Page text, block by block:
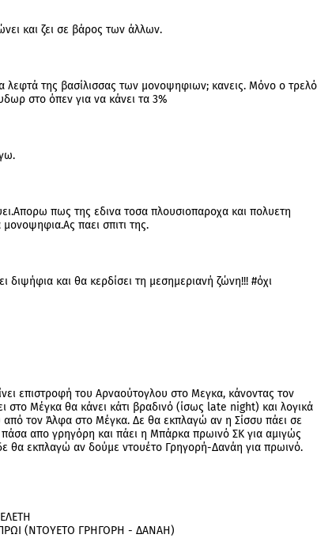
και ζει σε βάρος των άλλων.
λεφτά της βασίλισσας των μονοψηφιων; κανεις. Μόνο ο τρελό
στο όπεν για να κάνει τα 3%
πως της εδινα τοσα πλουσιοπαροχα και πολυετη
παει σπιτι της.
διψήφια και θα κερδίσει τη μεσημεριανή ζώνη!!! #όχι
επιστροφή του Αρναούτογλου στο Μεγκα, κάνοντας τον
Μέγκα θα κάνει κάτι βραδινό (ίσως late night) και λογικά
από τον Άλφα στο Μέγκα. Δε θα εκπλαγώ αν η Σίσσυ πάει σε
απο γρηγόρη και πάει η Μπάρκα πρωινό ΣΚ για αμιγώς
θα εκπλαγώ αν δούμε ντουέτο Γρηγορή-Δανάη για πρωινό.
(ΝΤΟΥΕΤΟ ΓΡΗΓΟΡΗ - ΔΑΝΑΗ)